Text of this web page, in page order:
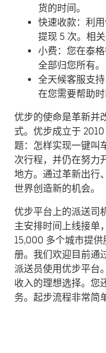
货的时间。
快速收款：利
提现 5 次。相
小费：您在泰
全部归您所有。
全天候客服支
在您需要帮助时
优步的使命是革新并
式。优步成立于
题：怎样实现一键叫
次行程，并仍在努力
地方。通过革新出行
世界创造新的机会。
优步平台上的派送司
主安排时间上线接单
15,000 多个城市提
册。我们欢迎目前通
派送员使用优步平台
收入的理想选择。您
务。起步流程非常简